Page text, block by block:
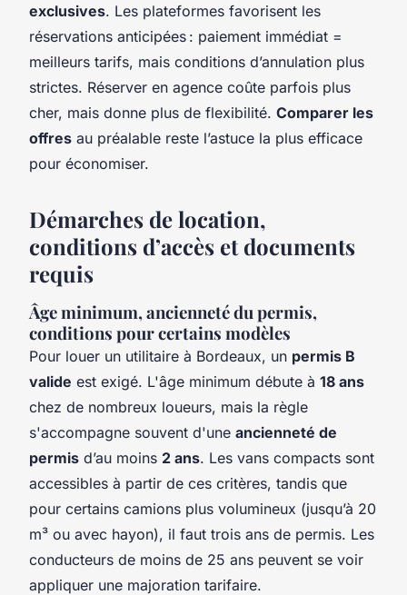
exclusives. Les plateformes favorisent les
réservations anticipées : paiement immédiat =
meilleurs tarifs, mais conditions d’annulation plus
strictes. Réserver en agence coûte parfois plus
cher, mais donne plus de flexibilité. Comparer les
offres au préalable reste l’astuce la plus efficace
pour économiser.
Démarches de location,
conditions d’accès et documents
requis
Âge minimum, ancienneté du permis,
conditions pour certains modèles
Pour louer un utilitaire à Bordeaux, un permis B
valide est exigé. L'âge minimum débute à 18 ans
chez de nombreux loueurs, mais la règle
s'accompagne souvent d'une ancienneté de
permis d’au moins 2 ans. Les vans compacts sont
accessibles à partir de ces critères, tandis que
pour certains camions plus volumineux (jusqu’à 20
m³ ou avec hayon), il faut trois ans de permis. Les
conducteurs de moins de 25 ans peuvent se voir
appliquer une majoration tarifaire.